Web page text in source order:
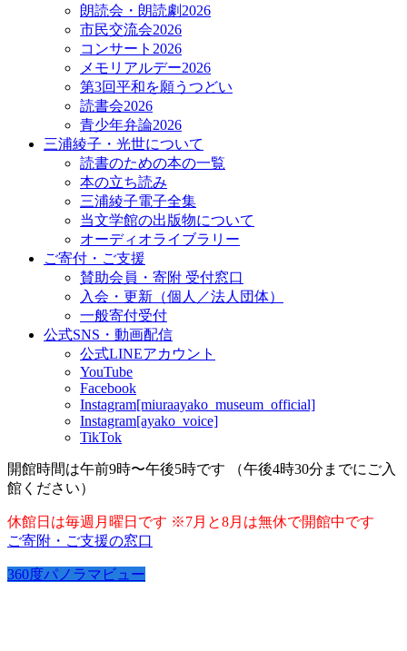
朗読会・朗読劇2026
市民交流会2026
コンサート2026
メモリアルデー2026
第3回平和を願うつどい
読書会2026
青少年弁論2026
三浦綾子・光世について
読書のための本の一覧
本の立ち読み
三浦綾子電子全集
当文学館の出版物について
オーディオライブラリー
ご寄付・ご支援
賛助会員・寄附 受付窓口
入会・更新（個人／法人団体）
一般寄付受付
公式SNS・動画配信
公式LINEアカウント
YouTube
Facebook
Instagram[miuraayako_museum_official]
Instagram[ayako_voice]
TikTok
開館時間は午前9時〜午後5時です （午後4時30分までにご入
館ください）
休館日は毎週月曜日です ※7月と8月は無休で開館中です
ご寄附・ご支援の窓口
360度パノラマビュー